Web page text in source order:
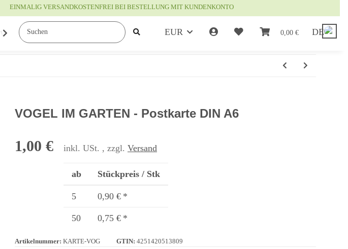
EINMALIG VERSANDKOSTENFREI BEI BESTELLUNG MIT KUNDENKONTO
EUR 0,00 € DE
Wissenswertes
VOGEL IM GARTEN - Postkarte DIN A6
1,00 € inkl. USt. , zzgl. Versand
ab Stückpreis / Stk
5 0,90 € *
50 0,75 € *
Artikelnummer: KARTE-VOG GTIN: 4251420513809